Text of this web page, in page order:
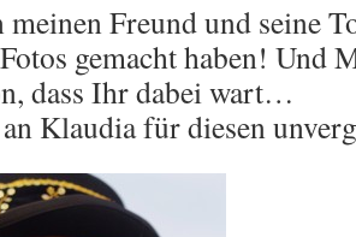
Freund und seine
gemacht haben! Und
dass Ihr dabei wart…
Klaudia für diesen